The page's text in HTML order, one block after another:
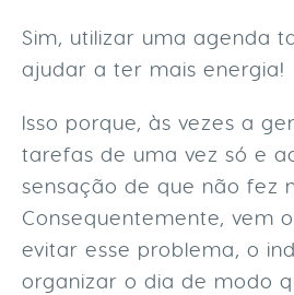
Sim, utilizar uma agenda
ajudar a ter mais energia!
Isso porque, às vezes a
tarefas de uma vez só e
sensação de que não fez
Consequentemente, vem
evitar esse problema, o
organizar o dia de modo